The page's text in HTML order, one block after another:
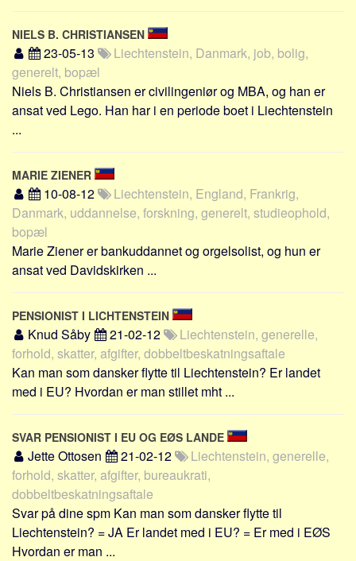
Pension og opsparing
Forbrug
Social sikring og sundhed
Transport
Alle
Økonomi
Jura og regler
Skatter og afgifter
Statistik
Praktisk
Alle
Meta
Dokumenttyper
Emner
Skribenter
Personer
Steder
Kilder
Om
Webstedet
NIELS B. CHRISTIANSEN
23-05-13
Liechtenstein, Danmark, job, bolig,
generelt, bopæl
Niels B. Christiansen er civilingeniør og MBA, og han er
ansat ved Lego. Han har i en periode boet i Liechtenstein
...
MARIE ZIENER
10-08-12
Liechtenstein, England, Frankrig,
Danmark, uddannelse, forskning, generelt, studieophold,
bopæl
Marie Ziener er bankuddannet og orgelsolist, og hun er
ansat ved Davidskirken ...
PENSIONIST I LICHTENSTEIN
Knud Såby 21-02-12
Liechtenstein, generelle,
forhold, skatter, afgifter, dobbeltbeskatningsaftale
Kan man som dansker flytte til Liechtenstein? Er landet
med i EU? Hvordan er man stillet mht ...
SVAR PENSIONIST I EU OG EØS LANDE
Jette Ottosen 21-02-12
Liechtenstein, generelle,
forhold, skatter, afgifter, bureaukrati,
dobbeltbeskatningsaftale
Svar på dine spm Kan man som dansker flytte til
Liechtenstein? = JA Er landet med i EU? = Er med i EØS
Hvordan er man ...